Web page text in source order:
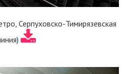
Серпуховско-Тимирязевская